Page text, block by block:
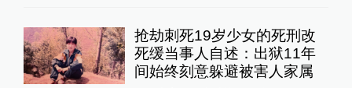
抢劫刺死19岁少女的死刑改
死缓当事人自述：出狱11年
间始终刻意躲避被害人家属